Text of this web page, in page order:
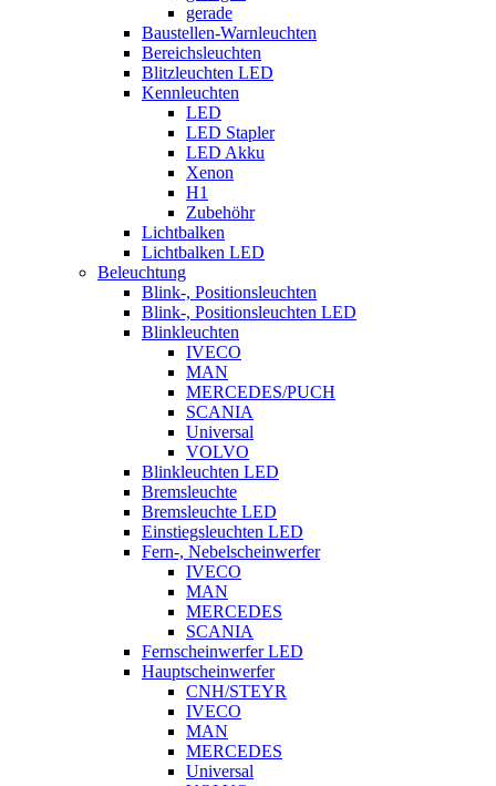
gerade
Baustellen-Warnleuchten
Bereichsleuchten
Blitzleuchten LED
Kennleuchten
LED
LED Stapler
LED Akku
Xenon
H1
Zubehöhr
Lichtbalken
Lichtbalken LED
Beleuchtung
Blink-, Positionsleuchten
Blink-, Positionsleuchten LED
Blinkleuchten
IVECO
MAN
MERCEDES/PUCH
SCANIA
Universal
VOLVO
Blinkleuchten LED
Bremsleuchte
Bremsleuchte LED
Einstiegsleuchten LED
Fern-, Nebelscheinwerfer
IVECO
MAN
MERCEDES
SCANIA
Fernscheinwerfer LED
Hauptscheinwerfer
CNH/STEYR
IVECO
MAN
MERCEDES
Universal